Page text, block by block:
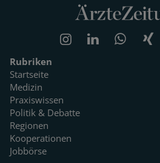
Rubriken
Startseite
Medizin
Praxiswissen
Politik & Debatte
Regionen
Kooperationen
Jobbörse